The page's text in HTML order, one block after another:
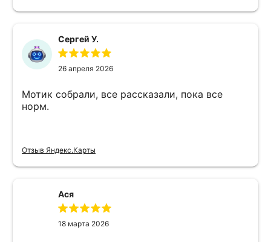
Сергей У.
26 апреля 2026
Мотик собрали, все рассказали, пока все
норм.
Отзыв Яндекс.Карты
Ася
18 марта 2026